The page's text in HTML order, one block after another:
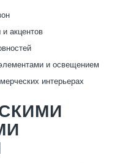
акцентов
и освещением
интерьерах